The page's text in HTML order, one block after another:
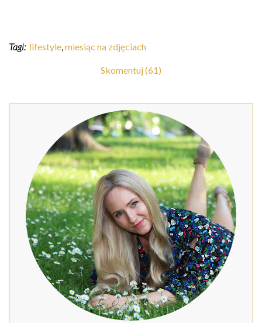
Tagi: lifestyle,miesiąc na zdjęciach
Skomentuj (61)